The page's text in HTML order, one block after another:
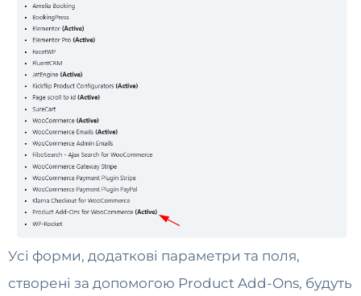
Усі форми, додаткові параметри та поля,
створені за допомогою Product Add-Ons, будуть